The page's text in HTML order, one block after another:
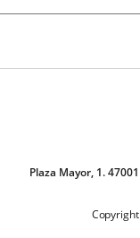
Plaza Mayor, 1.